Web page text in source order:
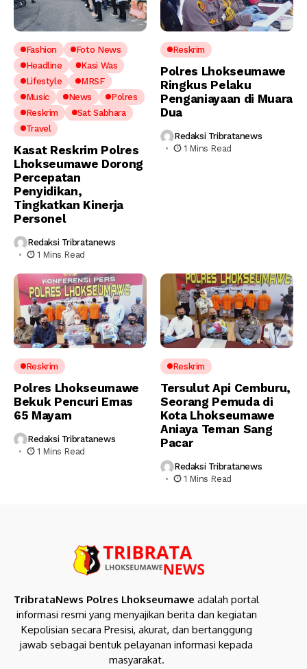
Fashion
Foto News
Headline
Kasi Was
Lifestyle
MRSF
Music
News
Polres
Reskrim
Sat Sabhara
Travel
Kasat Reskrim Polres
Lhokseumawe Dorong
Percepatan
Penyidikan,
Tingkatkan Kinerja
Personel
Redaksi Tribratanews
1 Mins Read
Reskrim
Polres Lhokseumawe
Ringkus Pelaku
Penganiayaan di Muara
Dua
Redaksi Tribratanews
1 Mins Read
Reskrim
Polres Lhokseumawe
Bekuk Pencuri Emas
65 Mayam
Redaksi Tribratanews
1 Mins Read
Reskrim
Tersulut Api Cemburu,
Seorang Pemuda di
Kota Lhokseumawe
Aniaya Teman Sang
Pacar
Redaksi Tribratanews
1 Mins Read
TribrataNews Polres Lhokseumawe adalah portal
informasi resmi yang menyajikan berita dan kegiatan
Kepolisian secara Presisi, akurat, dan bertanggung
jawab sebagai bentuk pelayanan informasi kepada
masyarakat.